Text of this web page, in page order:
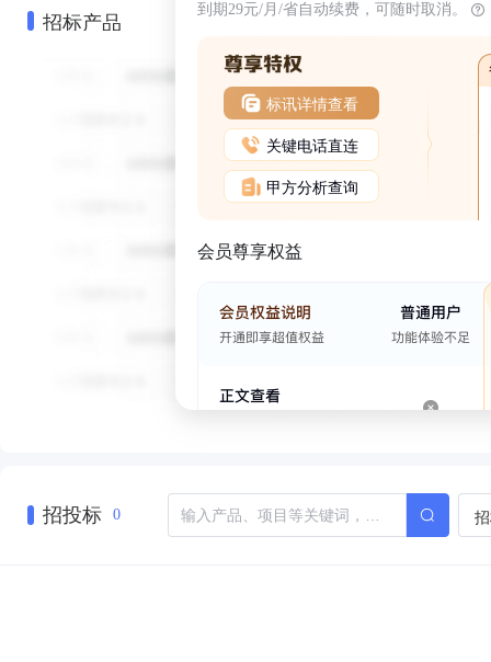
招标产品 到期29元/月/省自动续费，可随时取消。
标讯详情查看
关键电话直连
甲方分析查询
会员尊享权益
招投标 0